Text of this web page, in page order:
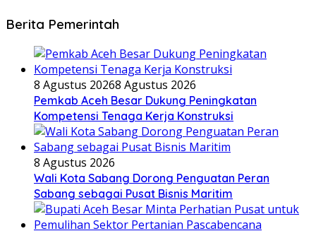
Berita Pemerintah
8 Agustus 20268 Agustus 2026
Pemkab Aceh Besar Dukung Peningkatan
Kompetensi Tenaga Kerja Konstruksi
8 Agustus 2026
Wali Kota Sabang Dorong Penguatan Peran
Sabang sebagai Pusat Bisnis Maritim